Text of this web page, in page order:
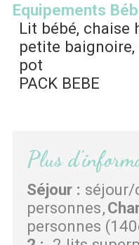
Equipements
Lit bébé, chaise
petite
pot
PACK BEBE
Plus
Séjour : séjour/
personnes
personnes